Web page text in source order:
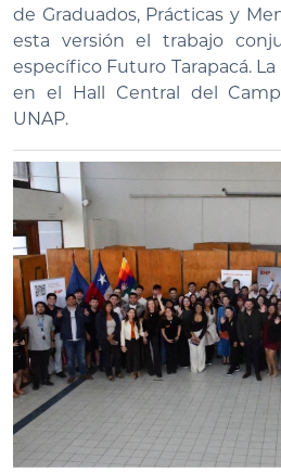
de Graduados, Prácticas y
esta versión el trabajo
específico Futuro Tarapacá.
en el Hall Central del
UNAP.